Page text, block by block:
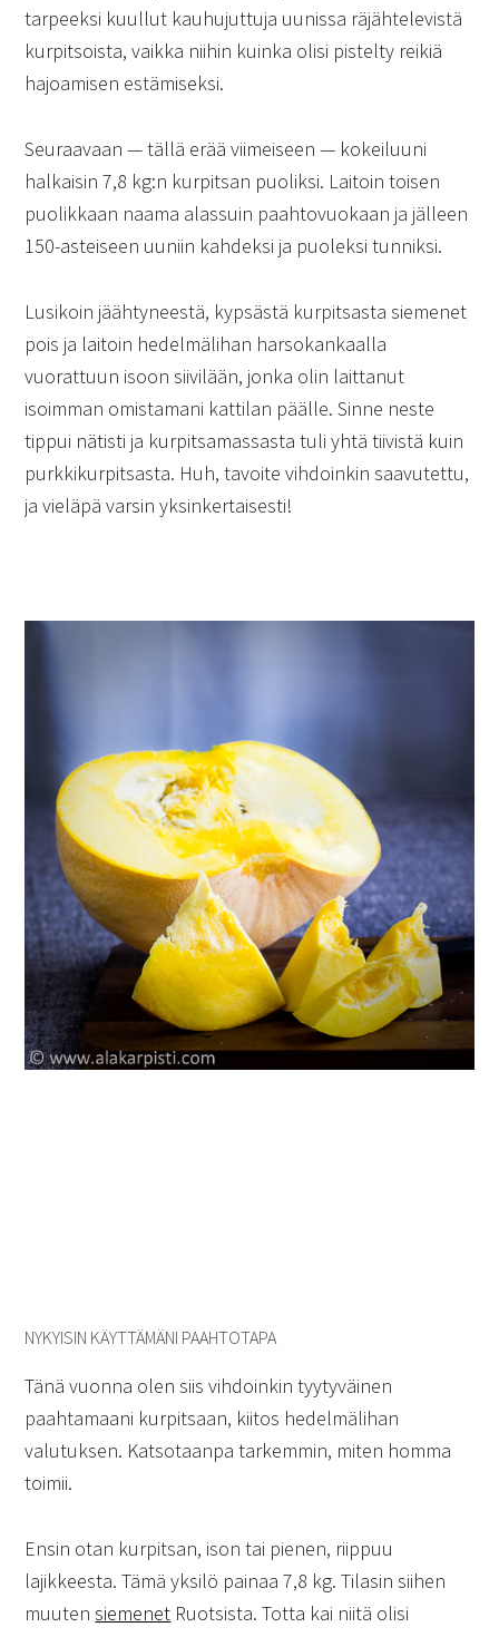
tarpeeksi kuullut kauhujuttuja uunissa räjähtelevistä
kurpitsoista, vaikka niihin kuinka olisi pistelty reikiä
hajoamisen estämiseksi.
Seuraavaan — tällä erää viimeiseen — kokeiluuni
halkaisin 7,8 kg:n kurpitsan puoliksi. Laitoin toisen
puolikkaan naama alassuin paahtovuokaan ja jälleen
150-asteiseen uuniin kahdeksi ja puoleksi tunniksi.
Lusikoin jäähtyneestä, kypsästä kurpitsasta siemenet
pois ja laitoin hedelmälihan harsokankaalla
vuorattuun isoon siivilään, jonka olin laittanut
isoimman omistamani kattilan päälle. Sinne neste
tippui nätisti ja kurpitsamassasta tuli yhtä tiivistä kuin
purkkikurpitsasta. Huh, tavoite vihdoinkin saavutettu,
ja vieläpä varsin yksinkertaisesti!
NYKYISIN KÄYTTÄMÄNI PAAHTOTAPA
Tänä vuonna olen siis vihdoinkin tyytyväinen
paahtamaani kurpitsaan, kiitos hedelmälihan
valutuksen. Katsotaanpa tarkemmin, miten homma
toimii.
Ensin otan kurpitsan, ison tai pienen, riippuu
lajikkeesta. Tämä yksilö painaa 7,8 kg. Tilasin siihen
muutensiemenet Ruotsista. Totta kai niitä olisi